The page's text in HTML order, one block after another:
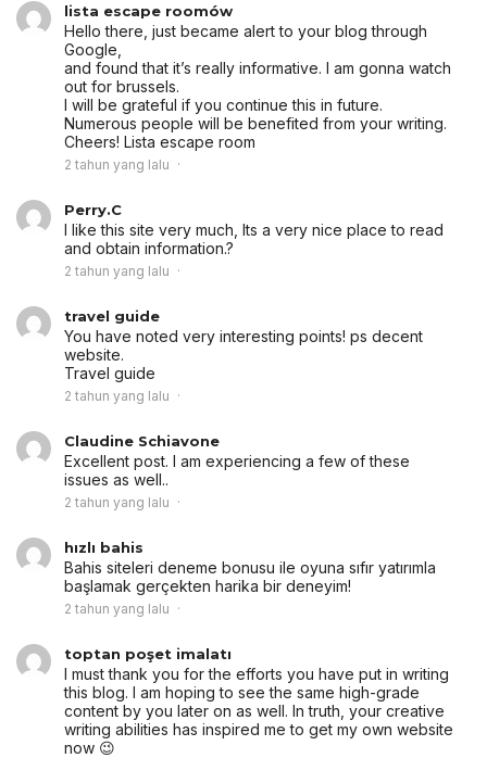
lista escape roomów
Hello there, just became alert to your blog through
Google,
and found that it’s really informative. I am gonna watch
out for brussels.
I will be grateful if you continue this in future.
Numerous people will be benefited from your writing.
Cheers! Lista escape room
2 tahun yang lalu
Perry.C
I like this site very much, Its a very nice place to read
and obtain information.?
2 tahun yang lalu
travel guide
You have noted very interesting points! ps decent
website.
Travel guide
2 tahun yang lalu
Claudine Schiavone
Excellent post. I am experiencing a few of these
issues as well..
2 tahun yang lalu
hızlı bahis
Bahis siteleri deneme bonusu ile oyuna sıfır yatırımla
başlamak gerçekten harika bir deneyim!
2 tahun yang lalu
toptan poşet imalatı
I must thank you for the efforts you have put in writing
this blog. I am hoping to see the same high-grade
content by you later on as well. In truth, your creative
writing abilities has inspired me to get my own website
now 😉